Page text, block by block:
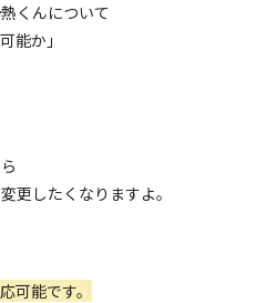
くんについて
能か」
更したくなりますよ。
可能です。